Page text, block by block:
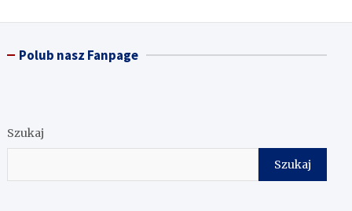
Polub nasz Fanpage
Szukaj
Szukaj